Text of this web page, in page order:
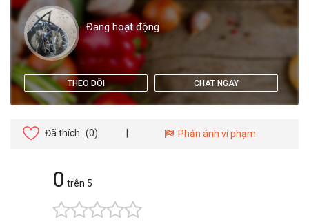
Đang hoạt động
THEO DÕI CHAT NGAY
Đã thích (0) Phản ánh vi phạm
0 trên 5